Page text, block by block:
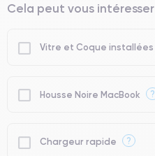
Cela peut vous intéresser
Vitre et Coque installées
Housse Noire MacBook ?
Chargeur rapide ?